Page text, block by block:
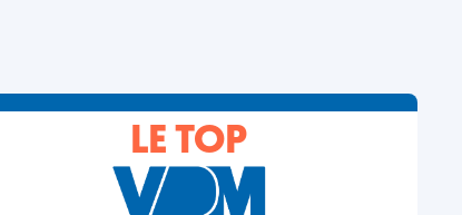
LE TOP